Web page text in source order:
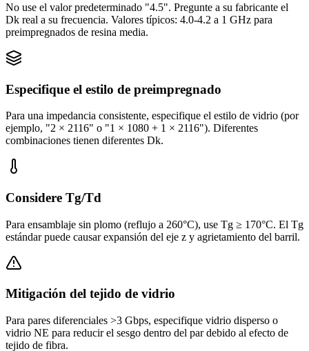
No use el valor predeterminado "4.5". Pregunte a su fabricante el
Dk real a su frecuencia. Valores típicos: 4.0-4.2 a 1 GHz para
preimpregnados de resina media.
Especifique el estilo de preimpregnado
Para una impedancia consistente, especifique el estilo de vidrio (por
ejemplo, "2 × 2116" o "1 × 1080 + 1 × 2116"). Diferentes
combinaciones tienen diferentes Dk.
Considere Tg/Td
Para ensamblaje sin plomo (reflujo a 260°C), use Tg ≥ 170°C. El Tg
estándar puede causar expansión del eje z y agrietamiento del barril.
Mitigación del tejido de vidrio
Para pares diferenciales >3 Gbps, especifique vidrio disperso o
vidrio NE para reducir el sesgo dentro del par debido al efecto de
tejido de fibra.